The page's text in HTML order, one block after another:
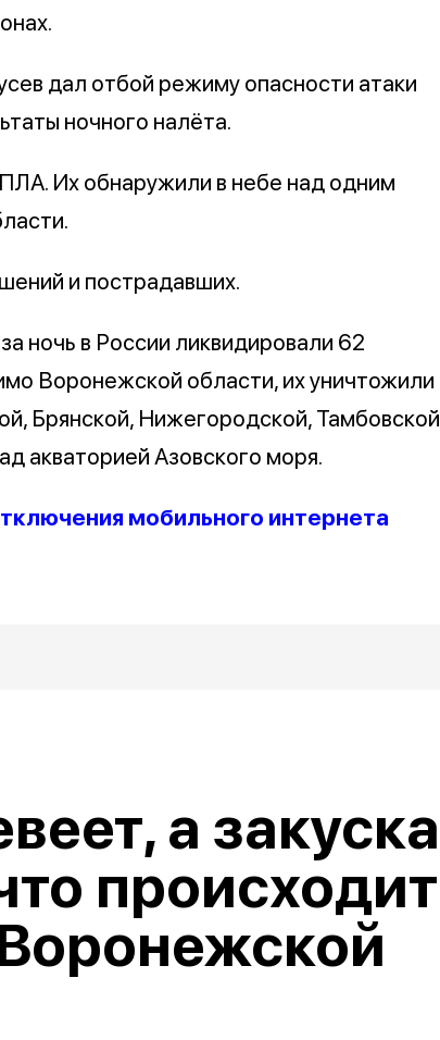
дал отбой режиму опасности атаки
ночного налёта.
Их обнаружили в небе над одним
и пострадавших.
ночь в России ликвидировали 62
Воронежской области, их уничтожили
Брянской, Нижегородской, Тамбовской
акваторией Азовского моря.
мобильного интернета
а закуска
происходит